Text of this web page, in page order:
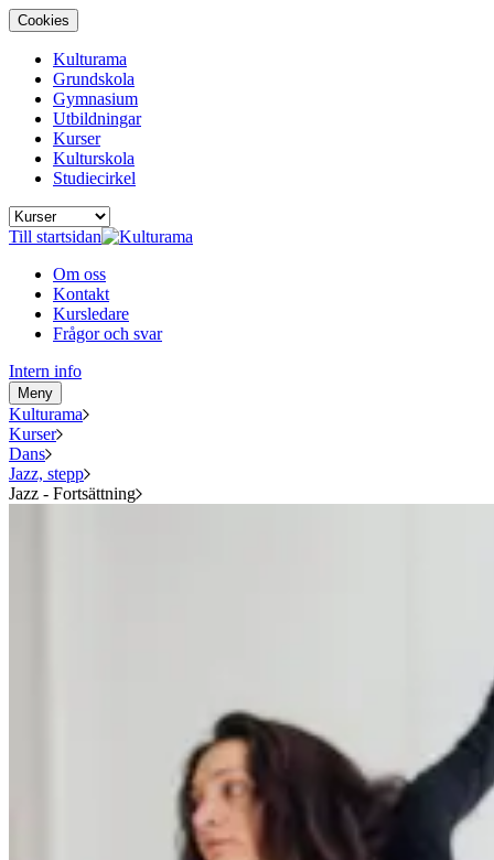
Cookies
Kulturama
Grundskola
Gymnasium
Utbildningar
Kurser
Kulturskola
Studiecirkel
Till startsidan
Om oss
Kontakt
Kursledare
Frågor och svar
Intern info
Meny
Kulturama
Kurser
Dans
Jazz, stepp
Jazz - Fortsättning